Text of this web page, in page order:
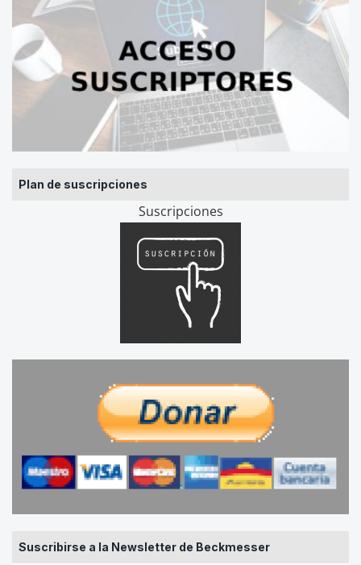
Plan de suscripciones
Suscripciones
Suscribirse a la Newsletter de Beckmesser